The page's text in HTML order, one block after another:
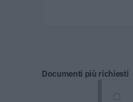
Documenti più richiesti